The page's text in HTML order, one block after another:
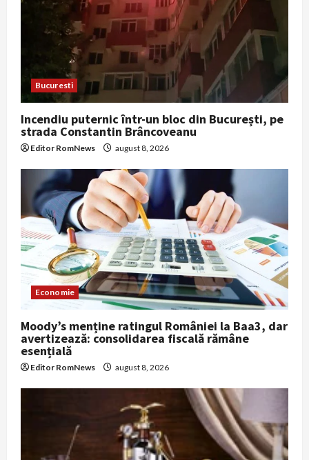
Bucuresti
Incendiu puternic într-un bloc din București, pe
strada Constantin Brâncoveanu
Editor RomNews august 8, 2026
Economie
Moody’s menține ratingul României la Baa3, dar
avertizează: consolidarea fiscală rămâne
esențială
Editor RomNews august 8, 2026